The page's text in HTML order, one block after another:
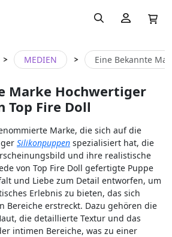
MEDIEN Eine Bekannte
Marke Hochwertiger
Top Fire Doll
Marke, die sich auf die
Silikonpuppen spezialisiert hat, die
und ihre realistische
von Top Fire Doll gefertigte Puppe
und Liebe zum Detail entworfen, um
Erlebnis zu bieten, das sich
Bereiche erstreckt. Dazu gehören die
die detaillierte Textur und das
intimen Bereiche, was zu einer